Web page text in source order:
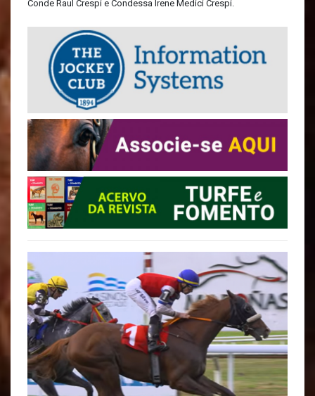
Conde Raul Crespi e Condessa Irene Medici Crespi.